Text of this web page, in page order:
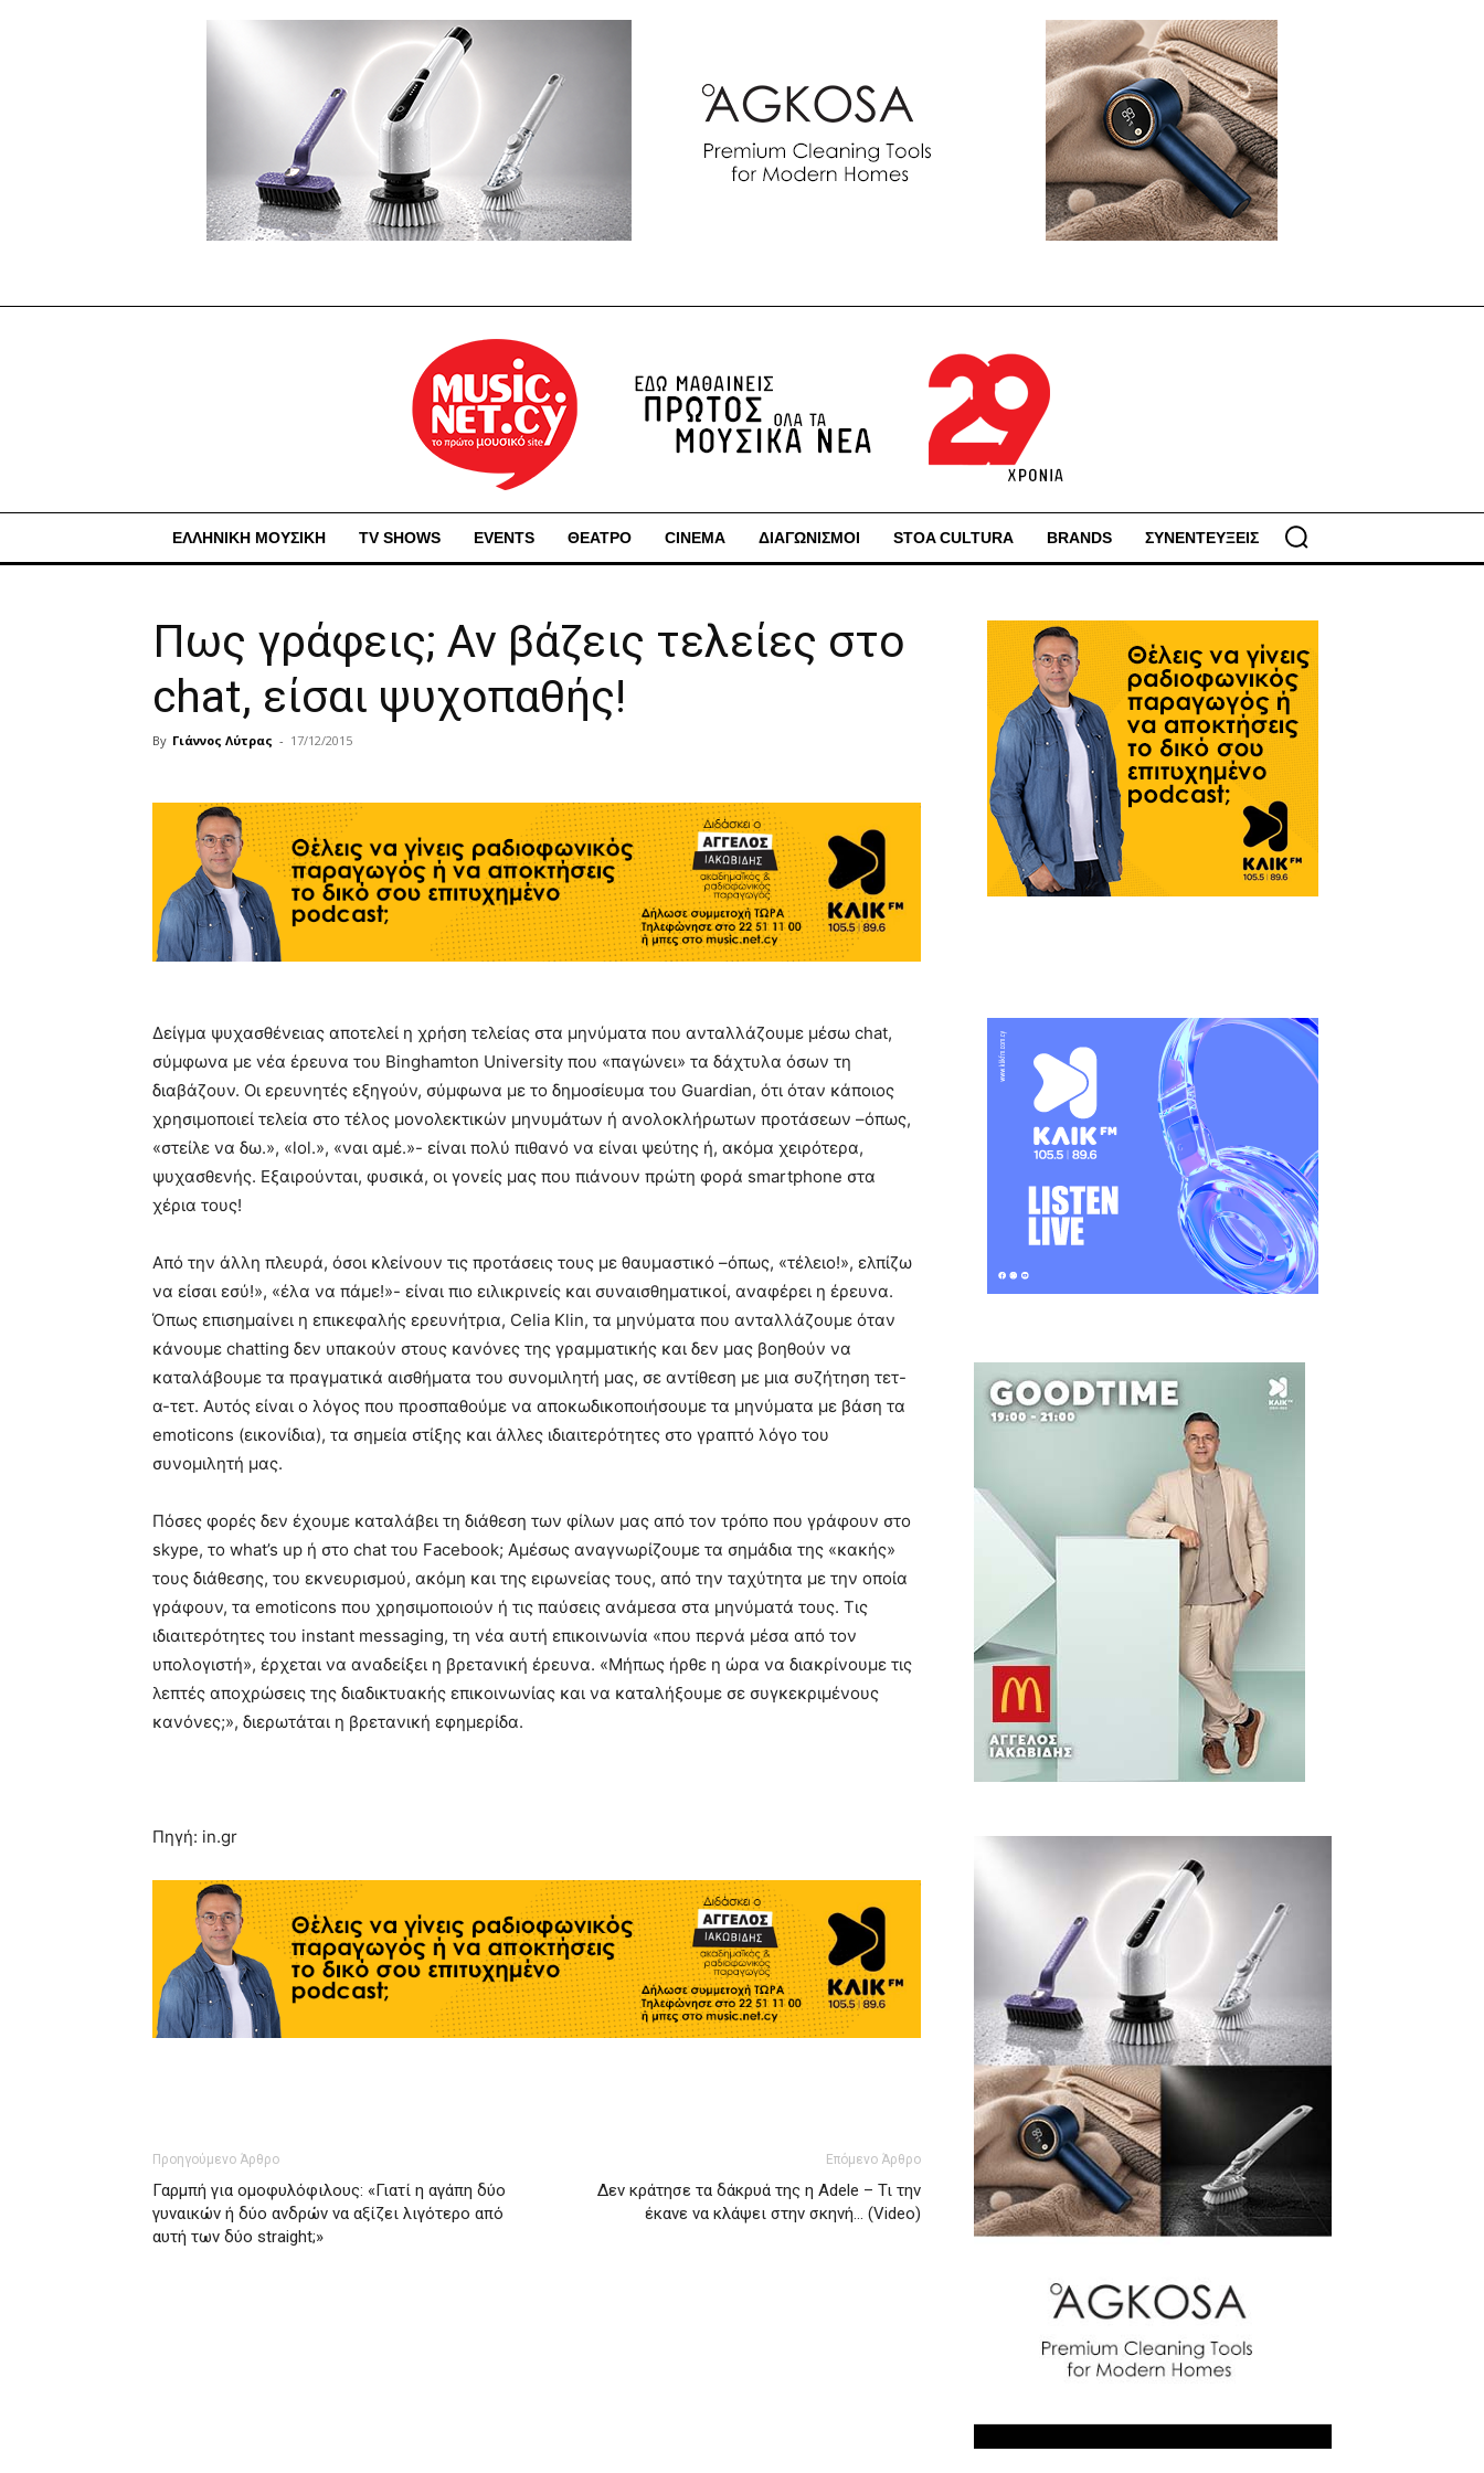
ΕΛΛΗΝΙΚΗ ΜΟΥΣΙΚΗ TV SHOWS EVENTS ΘΕΑΤΡΟ CINEMA ΔΙΑΓΩΝΙΣΜΟΙ STOA CULTURA BRANDS ΣΥΝΕΝΤΕΥΞΕΙΣ
Πως γράφεις; Αν βάζεις τελείες στο
chat, είσαι ψυχοπαθής!
By Γιάννος Λύτρας - 17/12/2015
Δείγμα ψυχασθένειας αποτελεί η χρήση τελείας στα μηνύματα που ανταλλάζουμε μέσω chat,
σύμφωνα με νέα έρευνα του Binghamton University που «παγώνει» τα δάχτυλα όσων τη
διαβάζουν. Οι ερευνητές εξηγούν, σύμφωνα με το δημοσίευμα του Guardian, ότι όταν κάποιος
χρησιμοποιεί τελεία στο τέλος μονολεκτικών μηνυμάτων ή ανολοκλήρωτων προτάσεων –όπως,
«στείλε να δω.», «lol.», «ναι αμέ.»- είναι πολύ πιθανό να είναι ψεύτης ή, ακόμα χειρότερα,
ψυχασθενής. Εξαιρούνται, φυσικά, οι γονείς μας που πιάνουν πρώτη φορά smartphone στα
χέρια τους!
Από την άλλη πλευρά, όσοι κλείνουν τις προτάσεις τους με θαυμαστικό –όπως, «τέλειο!», ελπίζω
να είσαι εσύ!», «έλα να πάμε!»- είναι πιο ειλικρινείς και συναισθηματικοί, αναφέρει η έρευνα.
Όπως επισημαίνει η επικεφαλής ερευνήτρια, Celia Klin, τα μηνύματα που ανταλλάζουμε όταν
κάνουμε chatting δεν υπακούν στους κανόνες της γραμματικής και δεν μας βοηθούν να
καταλάβουμε τα πραγματικά αισθήματα του συνομιλητή μας, σε αντίθεση με μια συζήτηση τετ-
α-τετ. Αυτός είναι ο λόγος που προσπαθούμε να αποκωδικοποιήσουμε τα μηνύματα με βάση τα
emoticons (εικονίδια), τα σημεία στίξης και άλλες ιδιαιτερότητες στο γραπτό λόγο του
συνομιλητή μας.
Πόσες φορές δεν έχουμε καταλάβει τη διάθεση των φίλων μας από τον τρόπο που γράφουν στο
skype, το what’s up ή στο chat του Facebook; Αμέσως αναγνωρίζουμε τα σημάδια της «κακής»
τους διάθεσης, του εκνευρισμού, ακόμη και της ειρωνείας τους, από την ταχύτητα με την οποία
γράφουν, τα emoticons που χρησιμοποιούν ή τις παύσεις ανάμεσα στα μηνύματά τους. Τις
ιδιαιτερότητες του instant messaging, τη νέα αυτή επικοινωνία «που περνά μέσα από τον
υπολογιστή», έρχεται να αναδείξει η βρετανική έρευνα. «Μήπως ήρθε η ώρα να διακρίνουμε τις
λεπτές αποχρώσεις της διαδικτυακής επικοινωνίας και να καταλήξουμε σε συγκεκριμένους
κανόνες;», διερωτάται η βρετανική εφημερίδα.
Πηγή: in.gr
Προηγούμενο Άρθρο
Γαρμπή για ομοφυλόφιλους: «Γιατί η αγάπη δύο
γυναικών ή δύο ανδρών να αξίζει λιγότερο από
αυτή των δύο straight;»
Επόμενο Άρθρο
Δεν κράτησε τα δάκρυά της η Adele – Τι την
έκανε να κλάψει στην σκηνή… (Video)